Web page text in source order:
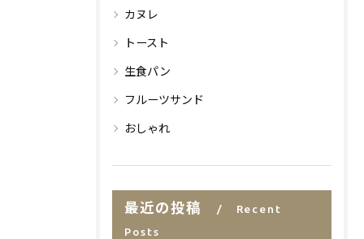
カヌレ
トースト
生食パン
フルーツサンド
おしゃれ
最近の投稿
Recent
Posts